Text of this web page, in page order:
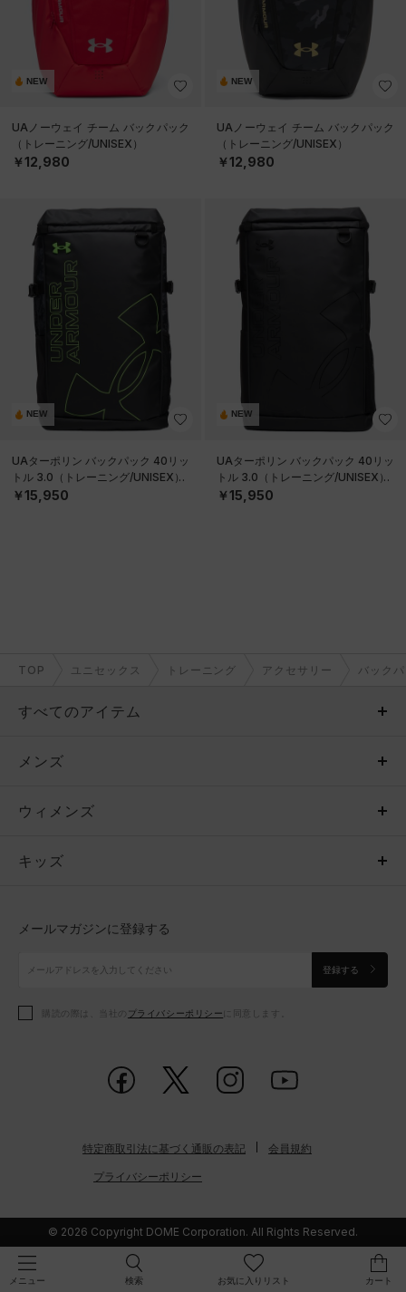
メニュー 検索 お気に入りリスト カート
NEW
UAノーウェイ チーム バックパック
（トレーニング/UNISEX）
￥12,980
NEW
UAノーウェイ チーム バックパック
（トレーニング/UNISEX）
￥12,980
NEW
UAターポリン バックパック 40リッ
トル 3.0（トレーニング/UNISEX）
￥15,950
NEW
UAターポリン バックパック 40リッ
トル 3.0（トレーニング/UNISEX）
￥15,950
TOP ユニセックス トレーニング アクセサリー バック
すべてのアイテム
メンズ
ウィメンズ
キッズ
アクセサリー
メンズ
トップス
ボトムス
アクセサリー
ウィメンズ
トップス
シューズ
アクセサリー
キッズ
シューズ
メールマガジンに登録する
登録する
購読の際は、当社の プライバシーポリシー に同意します。
特定商取引法に基づく通販の表記 会員規約
プライバシーポリシー
© 2026 Copyright DOME Corporation. All Rights Reserved.